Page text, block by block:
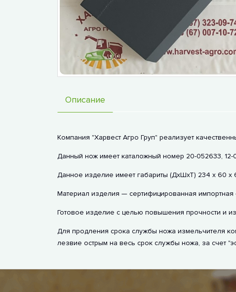
Описание
Компания "Харвест Агро Груп" реализует
Данный нож имеет каталожный номер 20-052633,
Данное изделие имеет габариты (ДхШхТ) 234 х 60 х
Материал изделия — сертифицированная импортная
Готовое изделие с целью повышения прочности и
Для продления срока службы ножа измельчителя
лезвие острым на весь срок службы ножа, за счет